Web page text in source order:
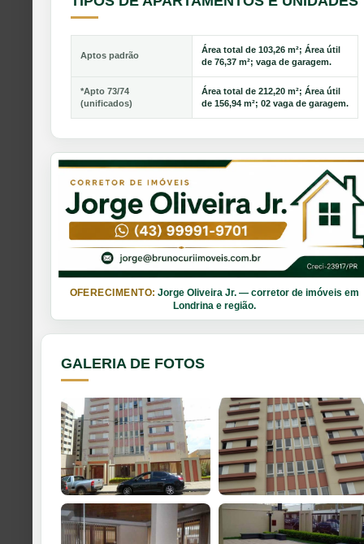
Aptos padrão
Área total de 103,26 m²; Área útil
de 76,37 m²; vaga de garagem.
*Apto 73/74
(unificados)
Área total de 212,20 m²; Área útil
de 156,94 m²; 02 vaga de garagem.
OFERECIMENTO: Jorge Oliveira Jr. — corretor de imóveis em
Londrina e região.
GALERIA DE FOTOS